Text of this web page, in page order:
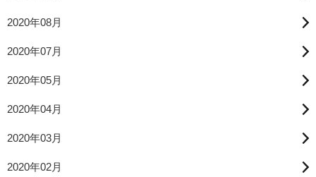
2020年08月
2020年07月
2020年05月
2020年04月
2020年03月
2020年02月